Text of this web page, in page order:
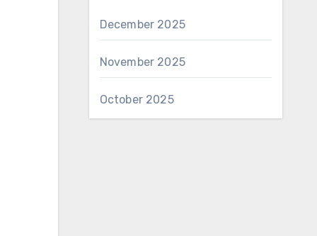
December 2025
November 2025
October 2025